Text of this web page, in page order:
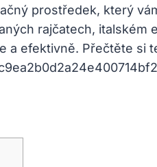
prostředek, který
rajčatech, italském
efektivně. Přečtěte si